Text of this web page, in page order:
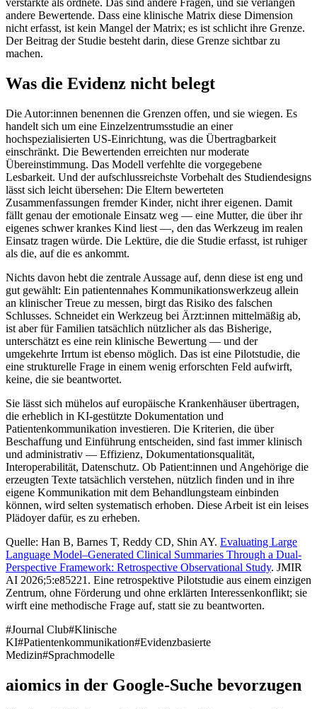
verstärkte als ordnete. Das sind andere Fragen, und sie verlangen
andere Bewertende. Dass eine klinische Matrix diese Dimension
nicht erfasst, ist kein Mangel der Matrix; es ist schlicht ihre Grenze.
Der Beitrag der Studie besteht darin, diese Grenze sichtbar zu
machen.
Was die Evidenz nicht belegt
Die Autor:innen benennen die Grenzen offen, und sie wiegen. Es
handelt sich um eine Einzelzentrumsstudie an einer
hochspezialisierten US-Einrichtung, was die Übertragbarkeit
einschränkt. Die Bewertenden erreichten nur moderate
Übereinstimmung. Das Modell verfehlte die vorgegebene
Lesbarkeit. Und der aufschlussreichste Vorbehalt des Studiendesigns
lässt sich leicht übersehen: Die Eltern bewerteten
Zusammenfassungen fremder Kinder, nicht ihrer eigenen. Damit
fällt genau der emotionale Einsatz weg — eine Mutter, die über ihr
eigenes schwer krankes Kind liest —, den das Werkzeug im realen
Einsatz tragen würde. Die Lektüre, die die Studie erfasst, ist ruhiger
als die, auf die es ankommt.
Nichts davon hebt die zentrale Aussage auf, denn diese ist eng und
gut gewählt: Ein patientennahes Kommunikationswerkzeug allein
an klinischer Treue zu messen, birgt das Risiko des falschen
Schlusses. Schneidet ein Werkzeug bei Ärzt:innen mittelmäßig ab,
ist aber für Familien tatsächlich nützlicher als das Bisherige,
unterschätzt es eine rein klinische Bewertung — und der
umgekehrte Irrtum ist ebenso möglich. Das ist eine Pilotstudie, die
eine strukturelle Frage in einem wenig erforschten Feld aufwirft,
keine, die sie beantwortet.
Sie lässt sich mühelos auf europäische Krankenhäuser übertragen,
die erheblich in KI-gestützte Dokumentation und
Patientenkommunikation investieren. Die Kriterien, die über
Beschaffung und Einführung entscheiden, sind fast immer klinisch
und administrativ — Effizienz, Dokumentationsqualität,
Interoperabilität, Datenschutz. Ob Patient:innen und Angehörige die
erzeugten Texte tatsächlich verstehen, nützlich finden und in ihre
eigene Kommunikation mit dem Behandlungsteam einbinden
können, wird selten systematisch erhoben. Diese Arbeit ist ein leises
Plädoyer dafür, es zu erheben.
Quelle: Han B, Barnes T, Reddy CD, Shin AY. Evaluating Large
Language Model–Generated Clinical Summaries Through a Dual-
Perspective Framework: Retrospective Observational Study. JMIR
AI 2026;5:e85221. Eine retrospektive Pilotstudie aus einem einzigen
Zentrum, ohne Förderung und ohne erklärten Interessenkonflikt; sie
wirft eine methodische Frage auf, statt sie zu beantworten.
#Journal Club#Klinische
KI#Patientenkommunikation#Evidenzbasierte
Medizin#Sprachmodelle
aiomics in der Google-Suche bevorzugen